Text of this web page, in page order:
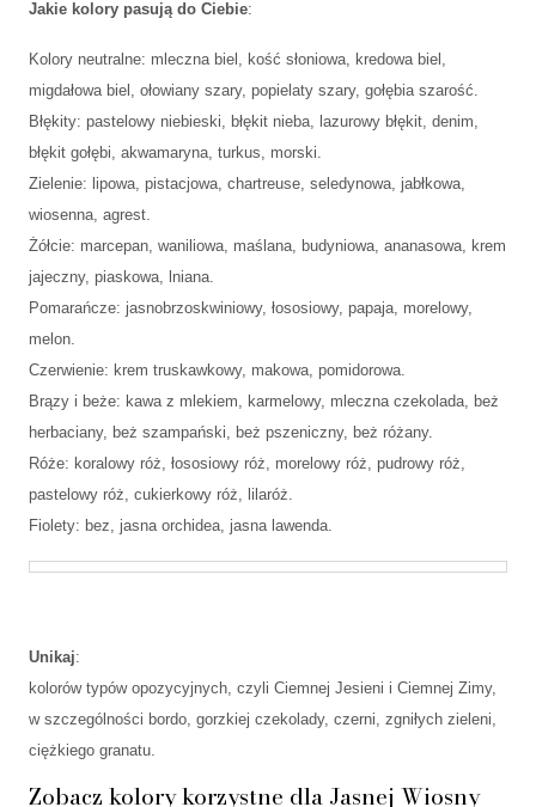
Jakie kolory pasują do Ciebie:
Kolory neutralne: mleczna biel, kość słoniowa, kredowa biel,
migdałowa biel, ołowiany szary, popielaty szary, gołębia szarość.
Błękity: pastelowy niebieski, błękit nieba, lazurowy błękit, denim,
błękit gołębi, akwamaryna, turkus, morski.
Zielenie: lipowa, pistacjowa, chartreuse, seledynowa, jabłkowa,
wiosenna, agrest.
Żółcie: marcepan, waniliowa, maślana, budyniowa, ananasowa, krem
jajeczny, piaskowa, lniana.
Pomarańcze: jasnobrzoskwiniowy, łososiowy, papaja, morelowy,
melon.
Czerwienie: krem truskawkowy, makowa, pomidorowa.
Brązy i beże: kawa z mlekiem, karmelowy, mleczna czekolada, beż
herbaciany, beż szampański, beż pszeniczny, beż różany.
Róże: koralowy róż, łososiowy róż, morelowy róż, pudrowy róż,
pastelowy róż, cukierkowy róż, lilaróż.
Fiolety: bez, jasna orchidea, jasna lawenda.
Unikaj:
kolorów typów opozycyjnych, czyli Ciemnej Jesieni i Ciemnej Zimy,
w szczególności bordo, gorzkiej czekolady, czerni, zgniłych zieleni,
ciężkiego granatu.
Zobacz kolory korzystne dla Jasnej Wiosny